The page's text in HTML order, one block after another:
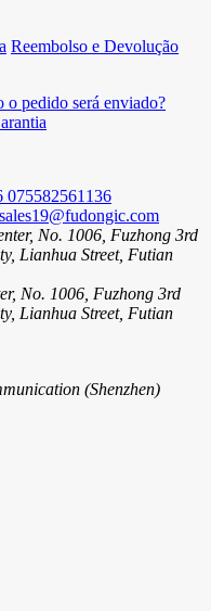
Reembolso e Devolução
o pedido será enviado?
075582561136
sales19@fudongic.com
No. 1006, Fuzhong 3rd
Lianhua Street, Futian
(Shenzhen)